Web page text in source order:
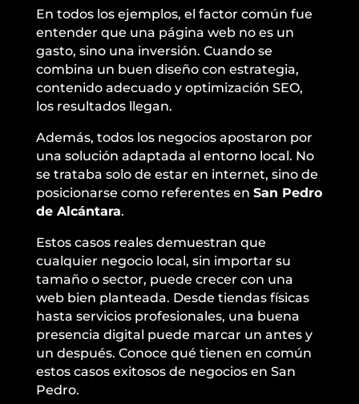
En todos los ejemplos, el factor común fue
entender que una página web no es un
gasto, sino una inversión. Cuando se
combina un buen diseño con estrategia,
contenido adecuado y optimización SEO,
los resultados llegan.
Además, todos los negocios apostaron por
una solución adaptada al entorno local. No
se trataba solo de estar en internet, sino de
posicionarse como referentes en San Pedro
de Alcántara.
Estos casos reales demuestran que
cualquier negocio local, sin importar su
tamaño o sector, puede crecer con una
web bien planteada. Desde tiendas físicas
hasta servicios profesionales, una buena
presencia digital puede marcar un antes y
un después. Conoce qué tienen en común
estos casos exitosos de negocios en San
Pedro.